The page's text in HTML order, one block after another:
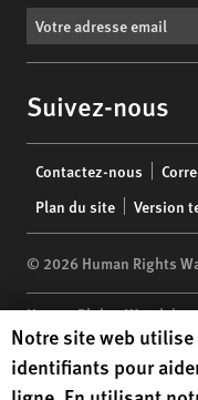
Suivez-nous
menu
Contactez-nous
Plan du site
Version
© 2026 Human Rights
Human Rights Watch|
10118-3299USA |t
Human Rights Watchis
Human Rights
Notre site web
identifiants pour